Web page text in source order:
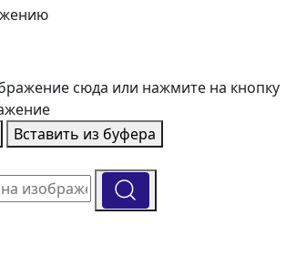
сюда или нажмите на кнопку
Вставить из буфера